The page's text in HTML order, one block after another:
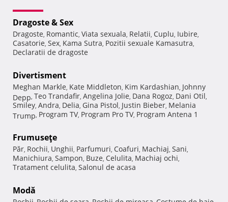
Dragoste & Sex
Dragoste, Romantic, Viata sexuala, Relatii, Cuplu, Iubire,
Casatorie, Sex, Kama Sutra, Pozitii sexuale Kamasutra,
Declaratii de dragoste
Divertisment
Meghan Markle, Kate Middleton, Kim Kardashian, Johnny
Depp, Teo Trandafir, Angelina Jolie, Dana Rogoz, Dani Otil,
Smiley, Andra, Delia, Gina Pistol, Justin Bieber, Melania
Trump, Program TV, Program Pro TV, Program Antena 1
Frumuseţe
Păr, Rochii, Unghii, Parfumuri, Coafuri, Machiaj, Sani,
Manichiura, Sampon, Buze, Celulita, Machiaj ochi,
Tratament celulita, Salonul de acasa
Modă